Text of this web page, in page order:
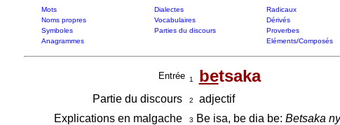
Mots Dialectes Radicaux
Noms propres
Vocabulaires Dérivés
Symboles
Parties du discours Proverbes
Anagrammes
Eléments/Composés
Entrée 1 betsaka
Partie du discours 2
adjectif
Explications en malgache
3 Be isa, be dia be: Betsaka